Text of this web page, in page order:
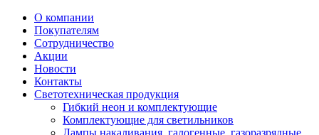
О компании
Покупателям
Сотрудничество
Акции
Новости
Контакты
Светотехническая продукция
Гибкий неон и комплектующие
Комплектующие для светильников
Лампы накаливания, галогенные, газоразрядные